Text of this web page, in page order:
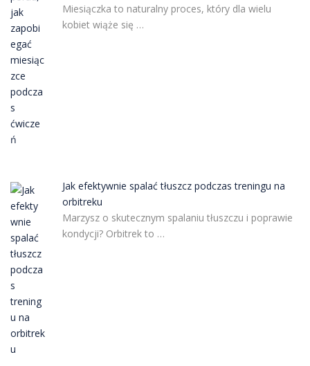
Miesiączka to naturalny proces, który dla wielu
kobiet wiąże się …
Jak efektywnie spalać tłuszcz podczas treningu na
orbitreku
Marzysz o skutecznym spalaniu tłuszczu i poprawie
kondycji? Orbitrek to …